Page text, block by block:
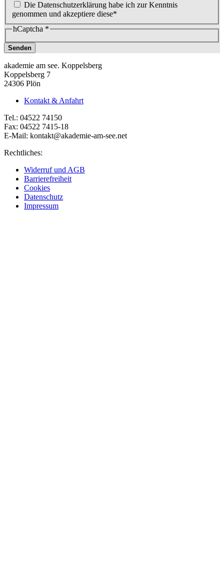
Die Datenschutzerklärung habe ich zur Kenntnis
genommen und akzeptiere diese*
hCaptcha *
Senden
akademie am see. Koppelsberg
Koppelsberg 7
24306 Plön
Kontakt & Anfahrt
Tel.: 04522 74150
Fax: 04522 7415-18
E-Mail: kontakt@akademie-am-see.net
Rechtliches:
Widerruf und AGB
Barrierefreiheit
Cookies
Datenschutz
Impressum